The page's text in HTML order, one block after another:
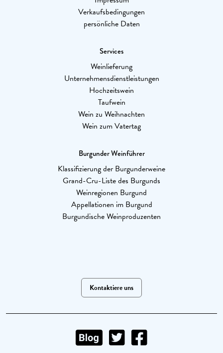
Verkaufsbedingungen
persönliche Daten
Services
Weinlieferung
Unternehmensdienstleistungen
Hochzeitswein
Taufwein
Wein zu Weihnachten
Wein zum Vatertag
Burgunder Weinführer
Klassifizierung der Burgunderweine
Grand-Cru-Liste des Burgunds
Weinregionen Burgund
Appellationen im Burgund
Burgundische Weinproduzenten
Kontaktiere uns